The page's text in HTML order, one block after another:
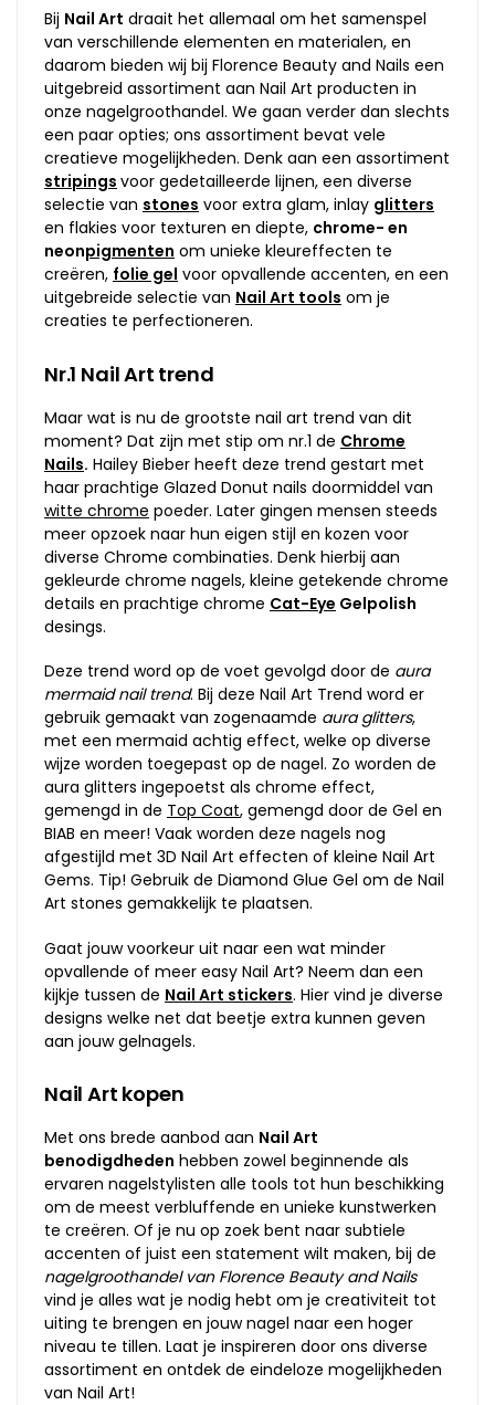
Bij Nail Art draait het allemaal om het samenspel
van verschillende elementen en materialen, en
daarom bieden wij bij Florence Beauty and Nails een
uitgebreid assortiment aan Nail Art producten in
onze nagelgroothandel. We gaan verder dan slechts
een paar opties; ons assortiment bevat vele
creatieve mogelijkheden. Denk aan een assortiment
stripings voor gedetailleerde lijnen, een diverse
selectie van stones voor extra glam, inlay glitters
en flakies voor texturen en diepte, chrome- en
neonpigmenten om unieke kleureffecten te
creëren, folie gel voor opvallende accenten, en een
uitgebreide selectie van Nail Art tools om je
creaties te perfectioneren.
Nr.1 Nail Art trend
Maar wat is nu de grootste nail art trend van dit
moment? Dat zijn met stip om nr.1 de Chrome
Nails. Hailey Bieber heeft deze trend gestart met
haar prachtige Glazed Donut nails doormiddel van
witte chrome poeder. Later gingen mensen steeds
meer opzoek naar hun eigen stijl en kozen voor
diverse Chrome combinaties. Denk hierbij aan
gekleurde chrome nagels, kleine getekende chrome
details en prachtige chrome Cat-Eye Gelpolish
desings.
Deze trend word op de voet gevolgd door de aura
mermaid nail trend. Bij deze Nail Art Trend word er
gebruik gemaakt van zogenaamde aura glitters,
met een mermaid achtig effect, welke op diverse
wijze worden toegepast op de nagel. Zo worden de
aura glitters ingepoetst als chrome effect,
gemengd in de Top Coat, gemengd door de Gel en
BIAB en meer! Vaak worden deze nagels nog
afgestijld met 3D Nail Art effecten of kleine Nail Art
Gems. Tip! Gebruik de Diamond Glue Gel om de Nail
Art stones gemakkelijk te plaatsen.
Gaat jouw voorkeur uit naar een wat minder
opvallende of meer easy Nail Art? Neem dan een
kijkje tussen de Nail Art stickers. Hier vind je diverse
designs welke net dat beetje extra kunnen geven
aan jouw gelnagels.
Nail Art kopen
Met ons brede aanbod aan Nail Art
benodigdheden hebben zowel beginnende als
ervaren nagelstylisten alle tools tot hun beschikking
om de meest verbluffende en unieke kunstwerken
te creëren. Of je nu op zoek bent naar subtiele
accenten of juist een statement wilt maken, bij de
nagelgroothandel van Florence Beauty and Nails
vind je alles wat je nodig hebt om je creativiteit tot
uiting te brengen en jouw nagel naar een hoger
niveau te tillen. Laat je inspireren door ons diverse
assortiment en ontdek de eindeloze mogelijkheden
van Nail Art!